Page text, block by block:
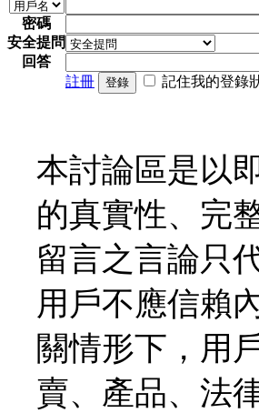
密碼
安全提問
回答
註冊
登錄 記住我的登錄
本討論區是以
的真實性、完
留言之言論只
用戶不應信賴
關情形下，用
賣、產品、法